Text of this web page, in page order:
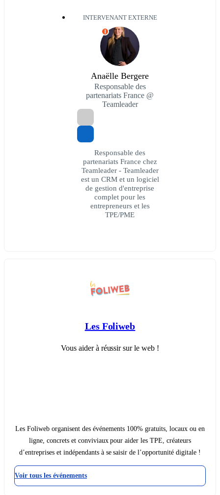
INTERVENANT EXTERNE
I
Anaëlle Bergere
Responsable des
partenariats France @
Teamleader
Responsable des
partenariats France chez
Teamleader - Teamleader
est un CRM et un logiciel
de gestion d'entreprise
complet pour les
entrepreneurs et les
TPE/PME
Les Foliweb
Vous aider à réussir sur le web !
Les Foliweb organisent des événements 100% gratuits, locaux ou en
ligne, concrets et conviviaux pour aider les TPE, créateurs
d’entreprises et indépendants à se saisir de l’opportunité digitale !
Voir tous les événements